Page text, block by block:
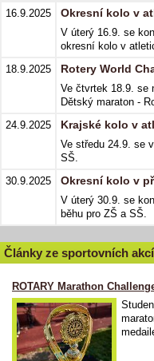
16.9.2025
Okresní kolo v
V úterý 16.9. se
okresní kolo v
18.9.2025
Rotery World
Ve čtvrtek 18.9. se
Dětský maraton -
24.9.2025
Krajské kolo v
Ve středu 24.9. se
SŠ.
30.9.2025
Okresní kolo v
V úterý 30.9. se
běhu pro ZŠ a SŠ.
Články ze sportovních
ROTARY Marathon